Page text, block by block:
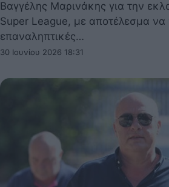
Βαγγέλης Μαρινάκης για την
Super League, με αποτέλεσμα να
επαναληπτικές…
30 Ιουνίου 2026 18:31